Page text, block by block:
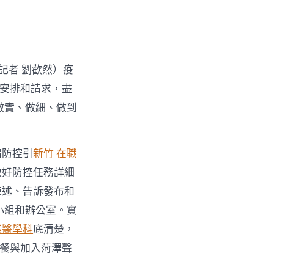
者 劉歡然）疫
排和請求，盡
實、做細、做到
控引 新竹 在職
防控任務詳細
述、告訴發布和
組和辦公室。實
學科底清楚，
與加入菏澤聲